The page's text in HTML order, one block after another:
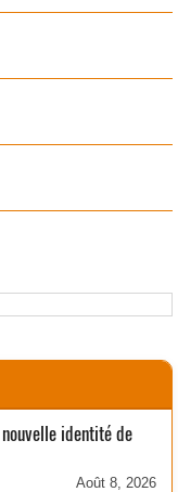
identité de
Août 8, 2026